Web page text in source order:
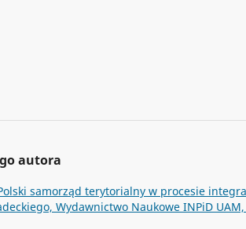
autora
samorząd terytorialny w procesie
Wydawnictwo Naukowe INPiD